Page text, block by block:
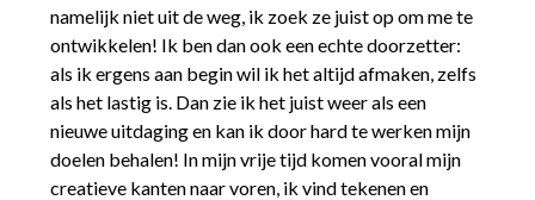
namelijk niet uit de weg, ik zoek ze juist op om me te
ontwikkelen! Ik ben dan ook een echte doorzetter:
als ik ergens aan begin wil ik het altijd afmaken, zelfs
als het lastig is. Dan zie ik het juist weer als een
nieuwe uitdaging en kan ik door hard te werken mijn
doelen behalen! In mijn vrije tijd komen vooral mijn
creatieve kanten naar voren, ik vind tekenen en